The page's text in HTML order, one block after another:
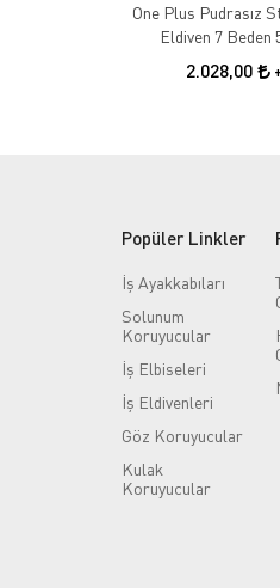
One Plus Pudrasız
2.028,00
Popüler Linkler
İş Ayakkabıları
Solunum
Koruyucular
İş Elbiseleri
İş Eldivenleri
Göz Koruyucular
Kulak
Koruyucular